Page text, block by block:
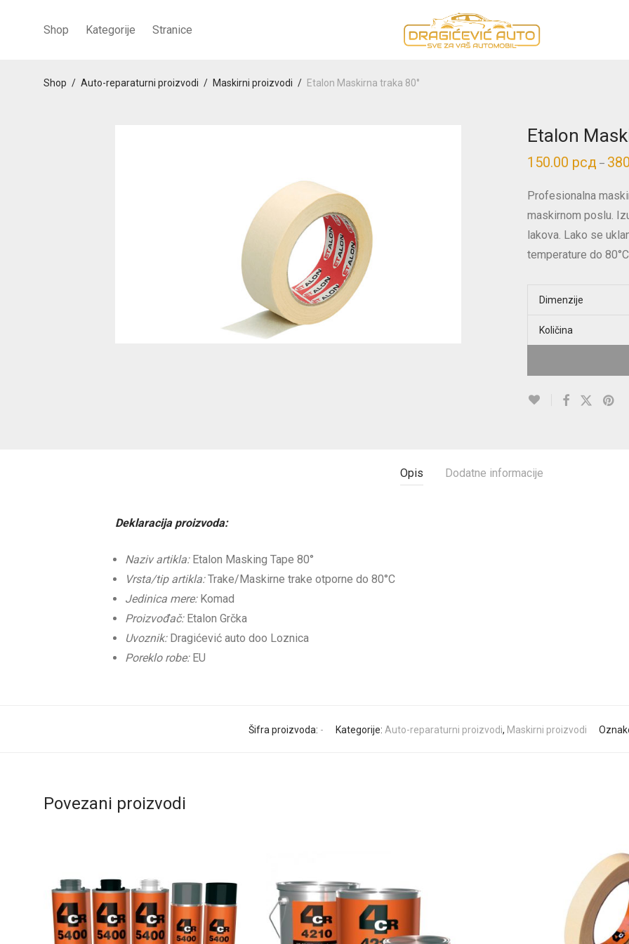
Shop Kategorije Stranice
Shop / Auto-reparaturni proizvodi / Maskirni proizvodi / Etalon Maskirna traka 80°
Etalon
150.00 рсд –
Profesionalna
maskirnom poslu.
lakova. Lako se
temperature do
Dimenzije
Količina
Opis Dodatne informacije
Deklaracija proizvoda:
Naziv artikla:Etalon Masking Tape 80°
Vrsta/tip artikla:Trake/Maskirne trake otporne do 80°C
Jedinica mere:Komad
Proizvođač:Etalon Grčka
Uvoznik:Dragićević auto doo Loznica
Poreklo robe:EU
Šifra proizvoda: - Kategorije: Auto-reparaturni proizvodi, Maskirni proizvodi
Povezani proizvodi